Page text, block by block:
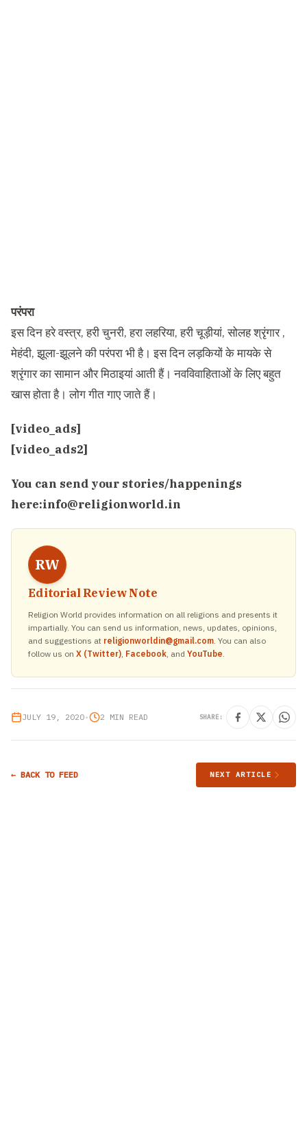
परंपरा
इस दिन हरे वस्त्र, हरी चुनरी, हरा लहरिया, हरी चूड़ीयां, सोलह श्रृंगार ,
मेहंदी, झूला-झूलने की परंपरा भी है। इस दिन लड़कियों के मायके से
श्रृंगार का सामान और मिठाइयां आती हैं। नवविवाहिताओं के लिए बहुत
खास होता है। लोग गीत गाए जाते हैं।
[video_ads]
[video_ads2]
You can send your stories/happenings
here:info@religionworld.in
RW
Editorial Review Note
Religion World provides information on all religions and presents it
impartially. You can send us information, news, updates, opinions,
and suggestions at religionworldin@gmail.com. You can also
follow us on X (Twitter), Facebook, and YouTube.
JULY 19, 2020• 2 MIN READ SHARE:
← BACK TO FEED NEXT ARTICLE